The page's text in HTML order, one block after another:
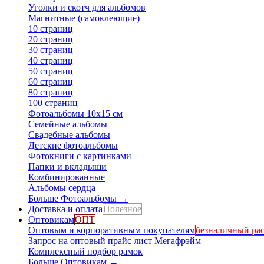
Уголки и скотч для альбомов
Магнитные (самоклеющие)
10 страниц
20 страниц
30 страниц
40 страниц
50 страниц
60 страниц
80 страниц
100 страниц
Фотоальбомы 10х15 см
Семейные альбомы
Свадебные альбомы
Детские фотоальбомы
Фотокниги с картинками
Папки и вкладыши
Комбинированные
Альбомы сердца
Больше Фотоальбомы →
Доставка и оплатаПолезное
ОптовикамОПТ
Оптовым и корпоративным покупателямбезналичный
Запрос на оптовый прайс лист Мегафрэйм
Комплексный подбор рамок
Больше Оптовикам →